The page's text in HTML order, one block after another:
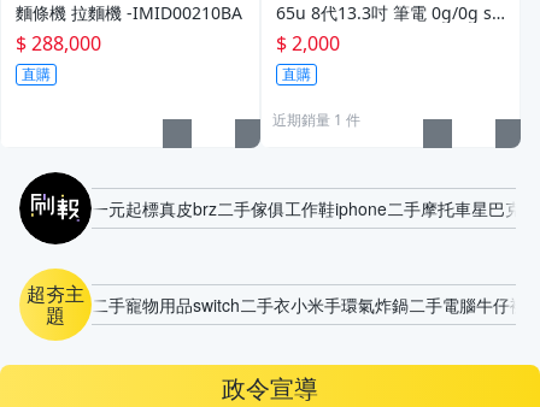
麵條機 拉麵機 -IMID00210BA
$ 288,000
直購
65u 8代13.3吋 筆電 0g/0g ss
d@=2000 歡迎測試議價
$ 2,000
直購
近期銷量 1 件
刷報 一元起標真皮brz二手傢俱工作鞋iphone二手摩托車星巴克
超夯主
題
二手寵物用品switch二手衣小米手環氣炸鍋二手電腦牛仔褲
政令宣導